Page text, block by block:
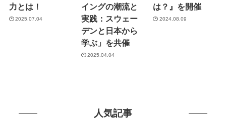
力とは！
2025.07.04
イングの潮流と
実践：スウェー
デンと日本から
学ぶ」を共催
2025.04.04
は？』を開催
2024.08.09
人気記事